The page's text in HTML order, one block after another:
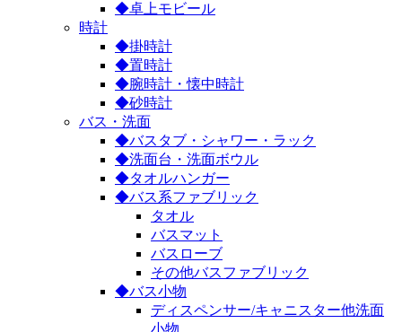
◆卓上モビール
時計
◆掛時計
◆置時計
◆腕時計・懐中時計
◆砂時計
バス・洗面
◆バスタブ・シャワー・ラック
◆洗面台・洗面ボウル
◆タオルハンガー
◆バス系ファブリック
タオル
バスマット
バスローブ
その他バスファブリック
◆バス小物
ディスペンサー/キャニスター他洗面